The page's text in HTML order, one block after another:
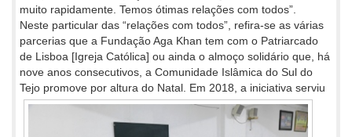
muito rapidamente. Temos ótimas relações com todos”.
Neste particular das “relações com todos”, refira-se as várias
parcerias que a Fundação Aga Khan tem com o Patriarcado
de Lisboa [Igreja Católica] ou ainda o almoço solidário que, há
nove anos consecutivos, a Comunidade Islâmica do Sul do
Tejo promove por altura do Natal. Em 2018, a iniciativa serviu